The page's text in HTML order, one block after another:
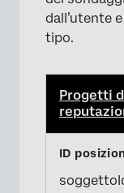
dall’utente
tipo.
Progetti